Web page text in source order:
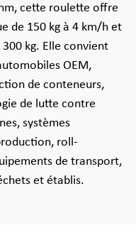
cette roulette offre
de 150 kg à 4 km/h et
kg. Elle convient
OEM,
de conteneurs,
de lutte contre
systèmes
roll-
de transport,
et établis.